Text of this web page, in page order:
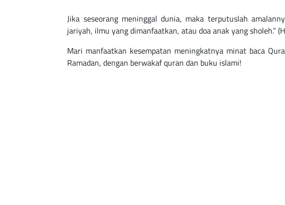
Jika seseorang meninggal dunia, maka terputuslah
jariyah, ilmu yang dimanfaatkan, atau doa anak yang sholeh.”
Mari manfaatkan kesempatan meningkatnya minat baca
Ramadan, dengan berwakaf quran dan buku islami!